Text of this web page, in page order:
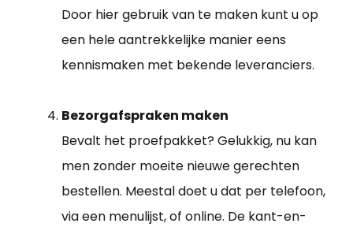
Door hier gebruik van te maken kunt u op
een hele aantrekkelijke manier eens
kennismaken met bekende leveranciers.
Bezorgafspraken maken
Bevalt het proefpakket? Gelukkig, nu kan
men zonder moeite nieuwe gerechten
bestellen. Meestal doet u dat per telefoon,
via een menulijst, of online. De kant-en-